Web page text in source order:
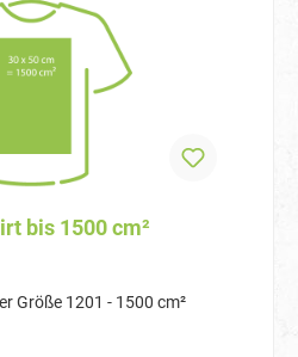
bis 1500 cm²
Größe 1201 - 1500 cm²